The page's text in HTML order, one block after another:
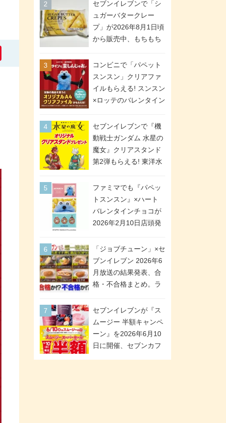
ーセール」でお得に! 各
日16:00 ～ 20:00の4時
間限定で実施。ななチ
メリカンドッグが税抜
セブンイレブンで「シ
ュガーバタークレー
プ」が2026年8月1日頃
から販売中、もちもち
シュガー＆バターをレ
ンジアップで手軽に楽
しめる冷凍食品。2個入
り
コンビニで「パペット
スンスン」クリアファ
イルもらえる! スンスン
×ロッテのバレンタイン
スタート。セブン、フ
ァミマ、ローソンの3社
で異なるデザイン＆対
象商品
セブンイレブンで『機
動戦士ガンダム 水星の
魔女』クリアスタンド
第2弾もらえる! 東洋水
ペーンが2026年5月26
日スタート。浴衣＆た
ぬき・キツネ姿のスレ
ッタ / ミオリネ / グエ
号・5号) / シャディク
が全6種のクリアスタン
ドになって登場!
ファミマでも『パペッ
トスンスン』×ハート
バレンタインチョコが
2026年2月10日店頭発
チョコ」「チョコ缶」
「ツインギフト」が登
場
「ジョブチューン」×セ
ブンイレブン 2026年6
月放送の結果発表、合
格・不合格まとめ。ラ
合格「金のハンバー
グ」。満場一致合格数
は6商品、合格数は2商
品。TVerでの見逃し配
セブンイレブンが『ス
ムージー 半額キャンペ
ーン』を2026年6月10
日に開催、セブンカフ